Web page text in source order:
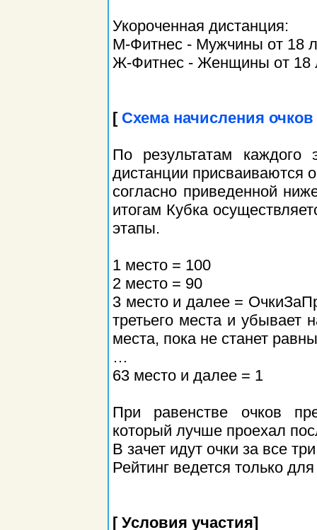
Укороченная дистанция:
М-Фитнес - Мужчины от 18
Ж-Фитнес - Женщины от 18
[ Схема начисления очков
По результатам каждого
дистанции присваиваются
согласно приведенной
итогам Кубка
этапы.
1 место = 100
2 место = 90
3 место и далее =
третьего места и убывает
места, пока не станет
…
63 место и далее = 1
При равенстве очков
который лучше проехал
В зачет идут очки за все
Рейтинг ведется только
[ Условия участия]